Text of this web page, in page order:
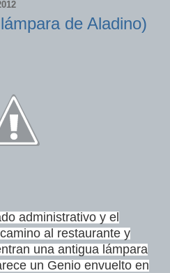
de Aladino)
administrativo y el
al restaurante y
una antigua lámpara
un Genio envuelto en